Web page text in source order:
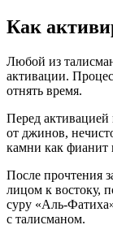
Как
Любой из
активации.
отнять время.
Перед
от джинов,
камни как
После прочтения
лицом к востоку,
суру «Аль-
с талисманом.